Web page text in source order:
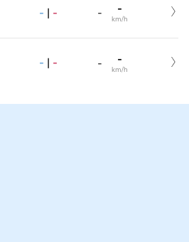
- | - - -
km/h
- | - - -
km/h